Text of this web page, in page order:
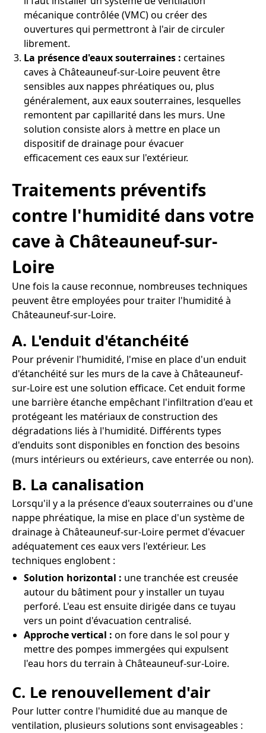
mécanique contrôlée (VMC) ou créer des
ouvertures qui permettront à l'air de circuler
librement.
La présence d'eaux souterraines : certaines
caves à Châteauneuf-sur-Loire peuvent être
sensibles aux nappes phréatiques ou, plus
généralement, aux eaux souterraines, lesquelles
remontent par capillarité dans les murs. Une
solution consiste alors à mettre en place un
dispositif de drainage pour évacuer
efficacement ces eaux sur l'extérieur.
Traitements préventifs
contre l'humidité dans votre
cave à Châteauneuf-sur-
Loire
Une fois la cause reconnue, nombreuses techniques
peuvent être employées pour traiter l'humidité à
Châteauneuf-sur-Loire.
A. L'enduit d'étanchéité
Pour prévenir l'humidité, l'mise en place d'un enduit
d'étanchéité sur les murs de la cave à Châteauneuf-
sur-Loire est une solution efficace. Cet enduit forme
une barrière étanche empêchant l'infiltration d'eau et
protégeant les matériaux de construction des
dégradations liés à l'humidité. Différents types
d'enduits sont disponibles en fonction des besoins
(murs intérieurs ou extérieurs, cave enterrée ou non).
B. La canalisation
Lorsqu'il y a la présence d'eaux souterraines ou d'une
nappe phréatique, la mise en place d'un système de
drainage à Châteauneuf-sur-Loire permet d'évacuer
adéquatement ces eaux vers l'extérieur. Les
techniques englobent :
Solution horizontal : une tranchée est creusée
autour du bâtiment pour y installer un tuyau
perforé. L'eau est ensuite dirigée dans ce tuyau
vers un point d'évacuation centralisé.
Approche vertical : on fore dans le sol pour y
mettre des pompes immergées qui expulsent
l'eau hors du terrain à Châteauneuf-sur-Loire.
C. Le renouvellement d'air
Pour lutter contre l'humidité due au manque de
ventilation, plusieurs solutions sont envisageables :